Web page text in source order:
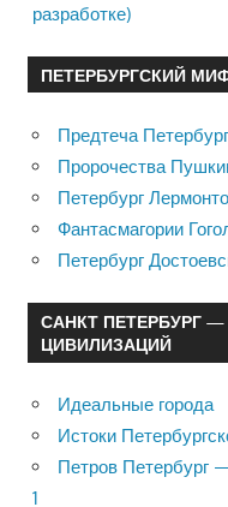
разработке)
ПЕТЕРБУРГСКИЙ
Предтеча
Пророчества
Петербург
Фантасмагории
Петербург
САНКТ ПЕТЕРБУРГ
ЦИВИЛИЗАЦИЙ
Идеальные города
Истоки
Петров
1